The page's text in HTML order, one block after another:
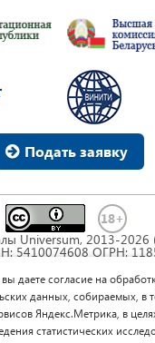
Подать заявку
Universum, 2013-
5410074608 ОГРН:
(«Атрибуция») 4.0
персональных
даете согласие на
данных, собираемых, в
Яндекс.Метрика, в
статистических